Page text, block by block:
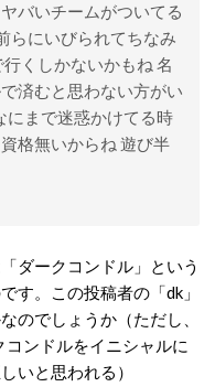
バいチームがついてる
らにいびられてちなみ
くしかないかもね 名
済むと思わない方がい
にまで迷惑かけてる時
格無いからね 遊び半
ダークコンドル」という
す。この投稿者の「dk」
のでしょうか（ただし、
ンドルをイニシャルに
いと思われる ）